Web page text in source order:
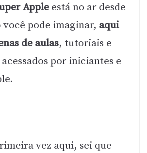
Apple está no ar desde
você pode imaginar, aqui
de aulas, tutoriais e
por iniciantes e
vez aqui, sei que